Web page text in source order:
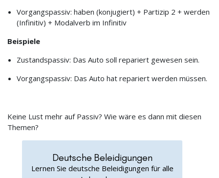
Vorgangspassiv: haben (konjugiert) + Partizip 2 + werden
(Infinitiv) + Modalverb im Infinitiv
Beispiele
Zustandspassiv: Das Auto soll repariert gewesen sein.
Vorgangspassiv: Das Auto hat repariert werden müssen.
Keine Lust mehr auf Passiv? Wie wäre es dann mit diesen
Themen?
Deutsche Beleidigungen
Lernen Sie deutsche Beleidigungen für alle